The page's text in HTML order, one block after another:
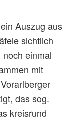
Auszug aus
sichtlich
noch einmal
mit
das sog.
kreisrund